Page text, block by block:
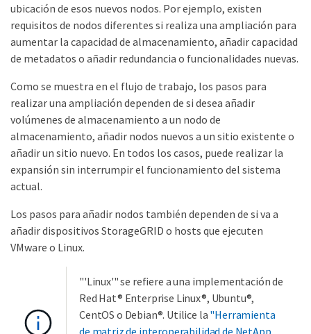
ubicación de esos nuevos nodos. Por ejemplo, existen
requisitos de nodos diferentes si realiza una ampliación para
aumentar la capacidad de almacenamiento, añadir capacidad
de metadatos o añadir redundancia o funcionalidades nuevas.
Como se muestra en el flujo de trabajo, los pasos para
realizar una ampliación dependen de si desea añadir
volúmenes de almacenamiento a un nodo de
almacenamiento, añadir nodos nuevos a un sitio existente o
añadir un sitio nuevo. En todos los casos, puede realizar la
expansión sin interrumpir el funcionamiento del sistema
actual.
Los pasos para añadir nodos también dependen de si va a
añadir dispositivos StorageGRID o hosts que ejecuten
VMware o Linux.
"'Linux'" se refiere a una implementación de
Red Hat® Enterprise Linux®, Ubuntu®,
CentOS o Debian®. Utilice la "Herramienta
de matriz de interoperabilidad de NetApp